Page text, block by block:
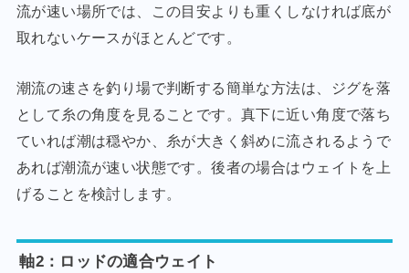
流が速い場所では、この目安よりも重くしなければ底が
取れないケースがほとんどです。
潮流の速さを釣り場で判断する簡単な方法は、ジグを落
として糸の角度を見ることです。真下に近い角度で落ち
ていれば潮は穏やか、糸が大きく斜めに流されるようで
あれば潮流が速い状態です。後者の場合はウェイトを上
げることを検討します。
軸2：ロッドの適合ウェイト